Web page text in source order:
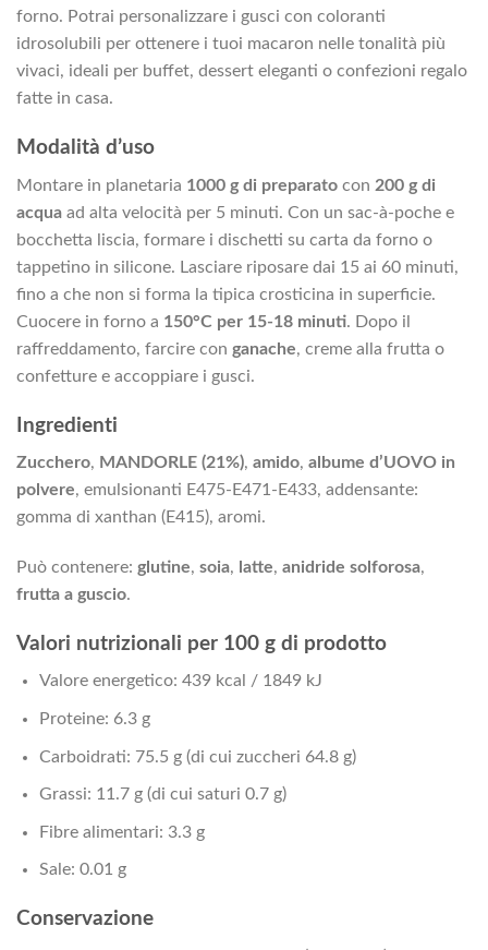
forno. Potrai personalizzare i gusci con coloranti
idrosolubili per ottenere i tuoi macaron nelle tonalità più
vivaci, ideali per buffet, dessert eleganti o confezioni regalo
fatte in casa.
Modalità d’uso
Montare in planetaria 1000 g di preparato con 200 g di
acqua ad alta velocità per 5 minuti. Con un sac-à-poche e
bocchetta liscia, formare i dischetti su carta da forno o
tappetino in silicone. Lasciare riposare dai 15 ai 60 minuti,
fino a che non si forma la tipica crosticina in superficie.
Cuocere in forno a 150°C per 15-18 minuti. Dopo il
raffreddamento, farcire con ganache, creme alla frutta o
confetture e accoppiare i gusci.
Ingredienti
Zucchero, MANDORLE (21%), amido, albume d’UOVO in
polvere, emulsionanti E475-E471-E433, addensante:
gomma di xanthan (E415), aromi.
Può contenere: glutine, soia, latte, anidride solforosa,
frutta a guscio.
Valori nutrizionali per 100 g di prodotto
Valore energetico: 439 kcal / 1849 kJ
Proteine: 6.3 g
Carboidrati: 75.5 g (di cui zuccheri 64.8 g)
Grassi: 11.7 g (di cui saturi 0.7 g)
Fibre alimentari: 3.3 g
Sale: 0.01 g
Conservazione